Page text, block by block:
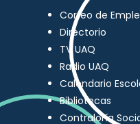
Correo de
Directorio
TV UAQ
Radio UAQ
Calendario
Bibliotecas
Contraloría